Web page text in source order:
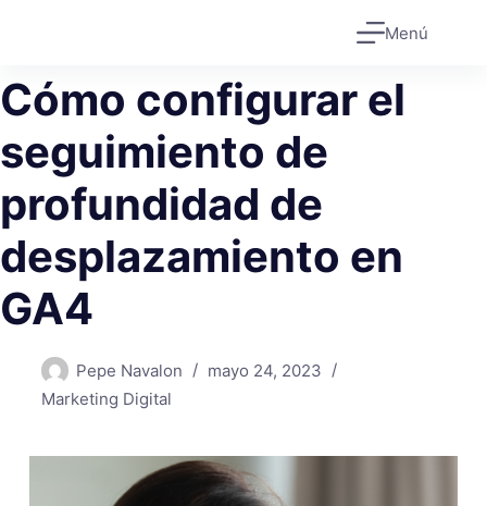
Menú
Cómo configurar el
seguimiento de
profundidad de
desplazamiento en
GA4
Pepe Navalon
mayo 24, 2023
Marketing Digital